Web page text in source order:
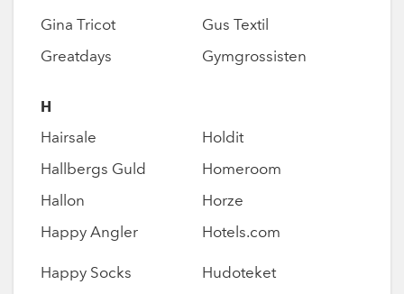
Gina Tricot
Greatdays
Gus Textil
Gymgrossisten
H
Hairsale
Hallbergs Guld
Hallon
Happy Angler
Holdit
Homeroom
Horze
Hotels.com
Happy Socks Hudoteket